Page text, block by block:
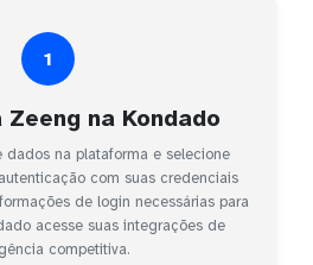
1
na Kondado
dados na plataforma e selecione
com suas credenciais
de login necessárias para
acesse suas integrações de
competitiva.